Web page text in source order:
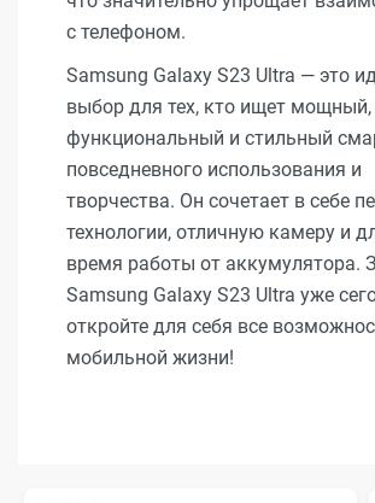
с телефоном.
Samsung Galaxy S23 Ultra — это
выбор для тех, кто ищет мощный,
функциональный и стильный
повседневного использования и
творчества. Он сочетает в себе
технологии, отличную камеру и
время работы от аккумулятора.
Samsung Galaxy S23 Ultra уже
откройте для себя все
мобильной жизни!